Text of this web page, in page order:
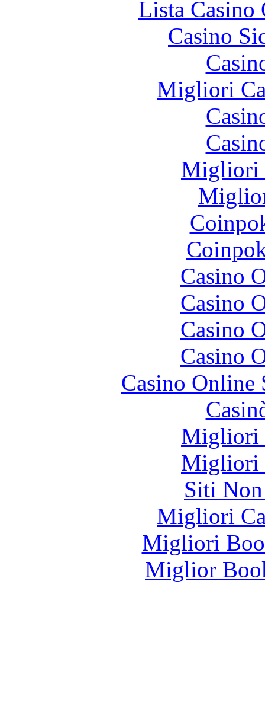
Lista
Casino
Migliori
Migliori
Casino
Casino
Casino
Casino
Casino
Migliori
Migliori
Siti
Migliori
Migliori
Miglior